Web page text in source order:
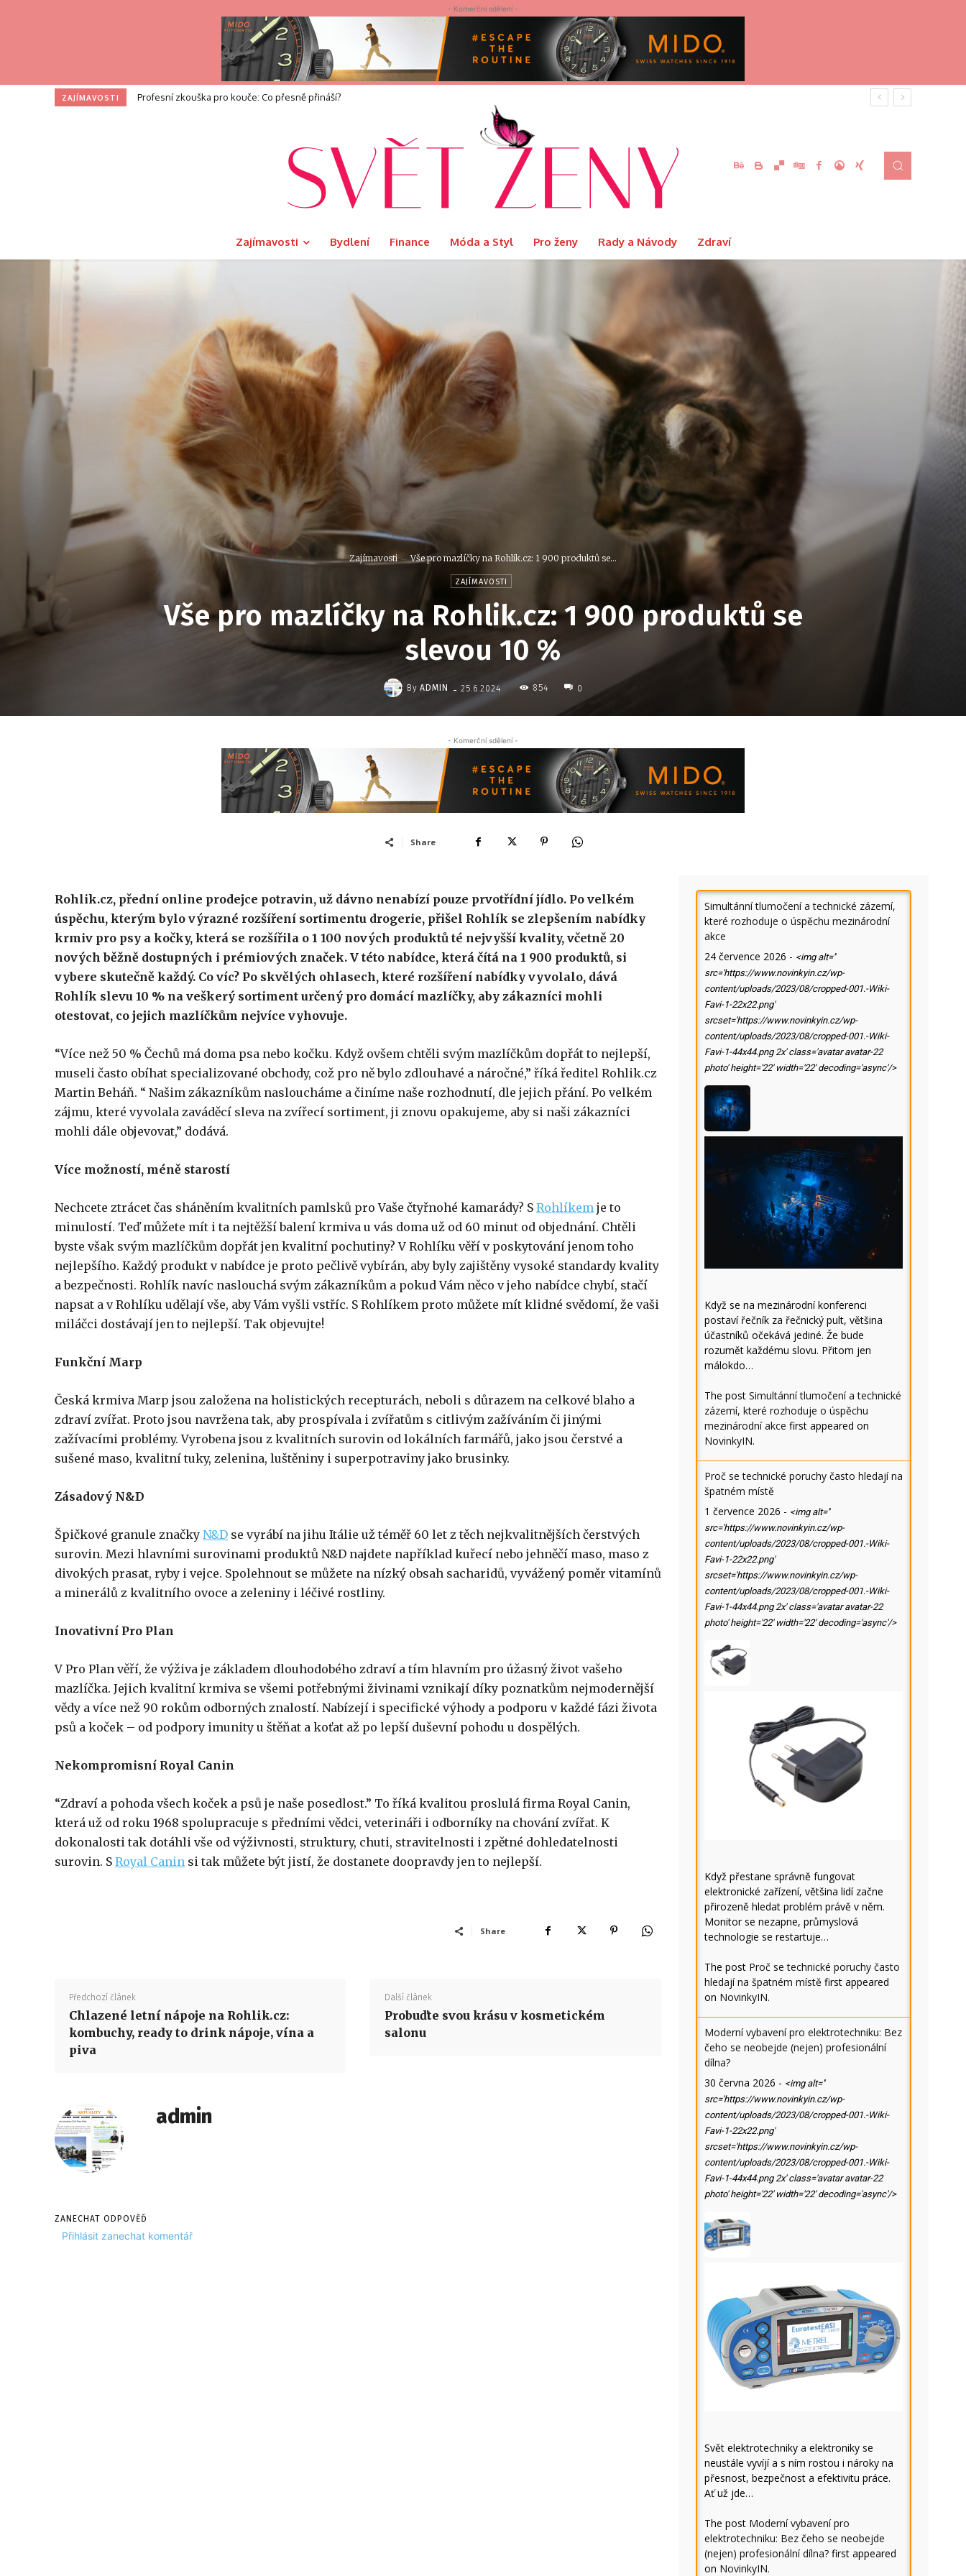
- Komerční sdělení -
ZAJÍMAVOSTI I na toaletě si zasloužíte dotek luxusu. Velvet představuje limitovanou edici Ritual s podmanivou vůní Orientu
Zajímavosti Bydlení Finance Móda a Styl Pro ženy Rady a Návody Zdraví
Zajímavosti Vše pro mazlíčky na Rohlik.cz: 1 900 produktů se...
ZAJÍMAVOSTI
Vše pro mazlíčky na Rohlik.cz: 1 900 produktů se
slevou 10 %
By ADMIN - 25.6.2024 854 0
- Komerční sdělení -
Share
Rohlik.cz, přední online prodejce potravin, už dávno nenabízí pouze prvotřídní jídlo. Po velkém
úspěchu, kterým bylo výrazné rozšíření sortimentu drogerie, přišel Rohlík se zlepšením nabídky
krmiv pro psy a kočky, která se rozšířila o 1 100 nových produktů té nejvyšší kvality, včetně 20
nových běžně dostupných i prémiových značek. V této nabídce, která čítá na 1 900 produktů, si
vybere skutečně každý. Co víc? Po skvělých ohlasech, které rozšíření nabídky vyvolalo, dává
Rohlík slevu 10 % na veškerý sortiment určený pro domácí mazlíčky, aby zákazníci mohli
otestovat, co jejich mazlíčkům nejvíce vyhovuje.
“Více než 50 % Čechů má doma psa nebo kočku. Když ovšem chtěli svým mazlíčkům dopřát to nejlepší,
museli často obíhat specializované obchody, což pro ně bylo zdlouhavé a náročné,” říká ředitel Rohlik.cz
Martin Beháň. “ Našim zákazníkům nasloucháme a činíme naše rozhodnutí, dle jejich přání. Po velkém
zájmu, které vyvolala zaváděcí sleva na zvířecí sortiment, ji znovu opakujeme, aby si naši zákazníci
mohli dále objevovat,” dodává.
Více možností, méně starostí
Nechcete ztrácet čas sháněním kvalitních pamlsků pro Vaše čtyřnohé kamarády? S Rohlíkem je to
minulostí. Teď můžete mít i ta nejtěžší balení krmiva u vás doma už od 60 minut od objednání. Chtěli
byste však svým mazlíčkům dopřát jen kvalitní pochutiny? V Rohlíku věří v poskytování jenom toho
nejlepšího. Každý produkt v nabídce je proto pečlivě vybírán, aby byly zajištěny vysoké standardy kvality
a bezpečnosti. Rohlík navíc naslouchá svým zákazníkům a pokud Vám něco v jeho nabídce chybí, stačí
napsat a v Rohlíku udělají vše, aby Vám vyšli vstříc. S Rohlíkem proto můžete mít klidné svědomí, že vaši
miláčci dostávají jen to nejlepší. Tak objevujte!
Funkční Marp
Česká krmiva Marp jsou založena na holistických recepturách, neboli s důrazem na celkové blaho a
zdraví zvířat. Proto jsou navržena tak, aby prospívala i zvířatům s citlivým zažíváním či jinými
zažívacími problémy. Vyrobena jsou z kvalitních surovin od lokálních farmářů, jako jsou čerstvé a
sušené maso, kvalitní tuky, zelenina, luštěniny i superpotraviny jako brusinky.
Zásadový N&D
Špičkové granule značky N&D se vyrábí na jihu Itálie už téměř 60 let z těch nejkvalitnějších čerstvých
surovin. Mezi hlavními surovinami produktů N&D najdete například kuřecí nebo jehněčí maso, maso z
divokých prasat, ryby i vejce. Spolehnout se můžete na nízký obsah sacharidů, vyvážený poměr vitamínů
a minerálů z kvalitního ovoce a zeleniny i léčivé rostliny.
Inovativní Pro Plan
V Pro Plan věří, že výživa je základem dlouhodobého zdraví a tím hlavním pro úžasný život vašeho
mazlíčka. Jejich kvalitní krmiva se všemi potřebnými živinami vznikají díky poznatkům nejmodernější
vědy a více než 90 rokům odborných znalostí. Nabízejí i specifické výhody a podporu v každé fázi života
psů a koček – od podpory imunity u štěňat a koťat až po lepší duševní pohodu u dospělých.
Nekompromisní Royal Canin
“Zdraví a pohoda všech koček a psů je naše posedlost.” To říká kvalitou proslulá firma Royal Canin,
která už od roku 1968 spolupracuje s předními vědci, veterináři i odborníky na chování zvířat. K
dokonalosti tak dotáhli vše od výživnosti, struktury, chuti, stravitelnosti i zpětné dohledatelnosti
surovin. S Royal Canin si tak můžete být jistí, že dostanete doopravdy jen to nejlepší.
Share
Předchozí článek
Chlazené letní nápoje na Rohlik.cz:
kombuchy, ready to drink nápoje, vína a
piva
Další článek
Probuďte svou krásu v kosmetickém
salonu
admin
ZANECHAT ODPOVĚĎ
Přihlásit zanechat komentář
Simultánní tlumočení a technické zázemí,
které rozhoduje o úspěchu mezinárodní
akce
24 července 2026 - <img alt=''
src='https://www.novinkyin.cz/wp-
content/uploads/2023/08/cropped-001.-Wiki-
Favi-1-22x22.png'
srcset='https://www.novinkyin.cz/wp-
content/uploads/2023/08/cropped-001.-Wiki-
Favi-1-44x44.png 2x' class='avatar avatar-22
photo' height='22' width='22' decoding='async'/>
Když se na mezinárodní konferenci
postaví řečník za řečnický pult, většina
účastníků očekává jediné. Že bude
rozumět každému slovu. Přitom jen
málokdo…
The post Simultánní tlumočení a technické
zázemí, které rozhoduje o úspěchu
mezinárodní akce first appeared on
NovinkyIN.
Proč se technické poruchy často hledají na
špatném místě
1 července 2026 - <img alt=''
src='https://www.novinkyin.cz/wp-
content/uploads/2023/08/cropped-001.-Wiki-
Favi-1-22x22.png'
srcset='https://www.novinkyin.cz/wp-
content/uploads/2023/08/cropped-001.-Wiki-
Favi-1-44x44.png 2x' class='avatar avatar-22
photo' height='22' width='22' decoding='async'/>
Když přestane správně fungovat
elektronické zařízení, většina lidí začne
přirozeně hledat problém právě v něm.
Monitor se nezapne, průmyslová
technologie se restartuje…
The post Proč se technické poruchy často
hledají na špatném místě first appeared
on NovinkyIN.
Moderní vybavení pro elektrotechniku: Bez
čeho se neobejde (nejen) profesionální
dílna?
30 června 2026 - <img alt=''
src='https://www.novinkyin.cz/wp-
content/uploads/2023/08/cropped-001.-Wiki-
Favi-1-22x22.png'
srcset='https://www.novinkyin.cz/wp-
content/uploads/2023/08/cropped-001.-Wiki-
Favi-1-44x44.png 2x' class='avatar avatar-22
photo' height='22' width='22' decoding='async'/>
Svět elektrotechniky a elektroniky se
neustále vyvíjí a s ním rostou i nároky na
přesnost, bezpečnost a efektivitu práce.
Ať už jde…
The post Moderní vybavení pro
elektrotechniku: Bez čeho se neobejde
(nejen) profesionální dílna? first appeared
on NovinkyIN.